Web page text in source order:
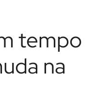
tempo
na